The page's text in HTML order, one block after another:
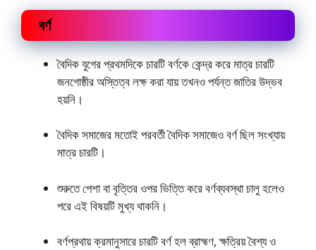
বর্ণ
বৈদিক যুগের প্রথমদিকে চারটি বর্ণকে কেন্দ্র করে মাত্র চারটি
জনগােষ্ঠীর অস্তিত্ব লক্ষ করা যায় তখনও পর্যন্ত জাতির উদ্ভব
হয়নি।
বৈদিক সমাজের মতােই পরবর্তী বৈদিক সমাজেও বর্ণ ছিল সংখ্যায়
মাত্র চারটি।
শুরুতে পেশা বা বৃত্তির ওপর ভিত্তি করে বর্ণব্যবস্থা চালু হলেও
পরে এই বিষয়টি মুখ্য থাকনি।
বর্ণপ্রথায় ক্রমানুসারে চারটি বর্ণ হল ব্রাহ্মণ, ক্ষত্রিয় বৈশ্য ও